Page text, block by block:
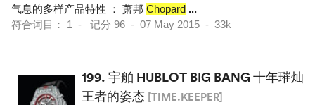
气息的多样产品特性 ： 萧邦 Chopard ...
符合词目： 1 - 记分 96 - 07 May 2015 - 33k
199. 宇舶 HUBLOT BIG BANG 十年璀灿
王者的姿态 [TIME.KEEPER]